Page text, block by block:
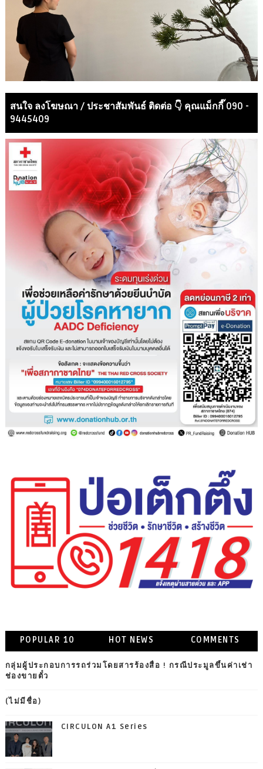
สนใจ ลงโฆษณา / ประชาสัมพันธ์ ติดต่อ 👇 คุณแม็กกี๊ 090 -
9445409
POPULAR 10 HOT NEWS COMMENTS
กลุ่มผู้ประกอบการรถร่วมโดยสารร้องสื่อ ! กรณีประมูลขึ้นค่าเช่า
ช่องขายตั๋ว
(ไม่มีชื่อ)
CIRCULON A1 Series